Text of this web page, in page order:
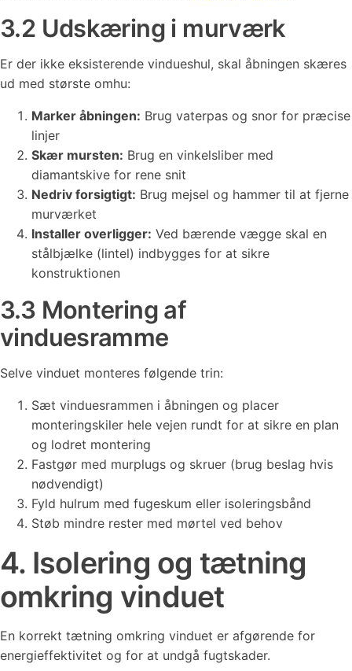
3.2 Udskæring i murværk
Er der ikke eksisterende vindueshul, skal åbningen skæres
ud med største omhu:
Marker åbningen: Brug vaterpas og snor for præcise
linjer
Skær mursten: Brug en vinkelsliber med
diamantskive for rene snit
Nedriv forsigtigt: Brug mejsel og hammer til at fjerne
murværket
Installer overligger: Ved bærende vægge skal en
stålbjælke (lintel) indbygges for at sikre
konstruktionen
3.3 Montering af
vinduesramme
Selve vinduet monteres følgende trin:
Sæt vinduesrammen i åbningen og placer
monteringskiler hele vejen rundt for at sikre en plan
og lodret montering
Fastgør med murplugs og skruer (brug beslag hvis
nødvendigt)
Fyld hulrum med fugeskum eller isoleringsbånd
Støb mindre rester med mørtel ved behov
4. Isolering og tætning
omkring vinduet
En korrekt tætning omkring vinduet er afgørende for
energieffektivitet og for at undgå fugtskader.